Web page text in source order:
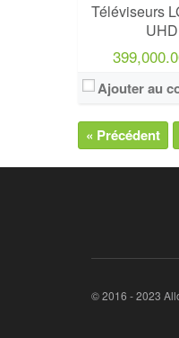
Téléviseurs
UHD
Ajouter au
« Précédent
© 2016 - 2023